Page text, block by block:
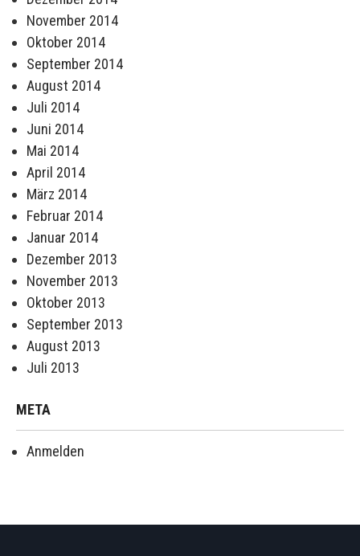
November 2014
Oktober 2014
September 2014
August 2014
Juli 2014
Juni 2014
Mai 2014
April 2014
März 2014
Februar 2014
Januar 2014
Dezember 2013
November 2013
Oktober 2013
September 2013
August 2013
Juli 2013
META
Anmelden